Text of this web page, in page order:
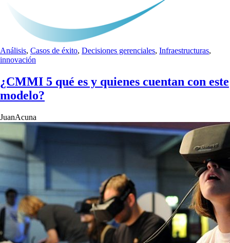
Análisis, Casos de éxito, Decisiones gerenciales, Infraestructuras,
innovación
¿CMMI 5 qué es y quienes cuentan con este
modelo?
JuanAcuna